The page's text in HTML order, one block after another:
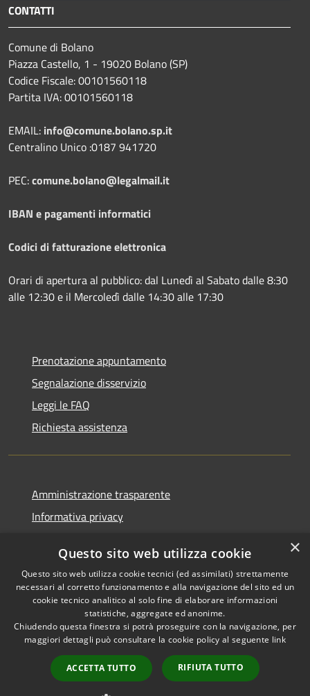
CONTATTI
Comune di Bolano
Piazza Castello, 1 - 19020 Bolano (SP)
Codice Fiscale: 00101560118
Partita IVA: 00101560118
EMAIL: info@comune.bolano.sp.it
Centralino Unico :0187 941720
PEC:comune.bolano@legalmail.it
IBAN e pagamenti informatici
Codici di fatturazione elettronica
Orari di apertura al pubblico: dal Lunedì al Sabato dalle 8:30
alle 12:30 e il Mercoledì dalle 14:30 alle 17:30
Prenotazione appuntamento
Segnalazione disservizio
Leggi le FAQ
Richiesta assistenza
Amministrazione trasparente
Informativa privacy
Dichiarazione di accessibilità
RSS
Accessibilità
Copyright © 2026 • Comune di
Bolano • Powered by
Municipium•
Accesso
redazione
×
Questo sito web utilizza cookie
Questo sito web utilizza cookie tecnici (ed assimilati) strettamente
necessari al corretto funzionamento e alla navigazione del sito ed un
cookie tecnico analitico al solo fine di elaborare informazioni
statistiche, aggregate ed anonime.
Chiudendo questa finestra si potrà proseguire con la navigazione, per
maggiori dettagli può consultare la cookie policy al seguente link
ACCETTA TUTTO RIFIUTA TUTTO